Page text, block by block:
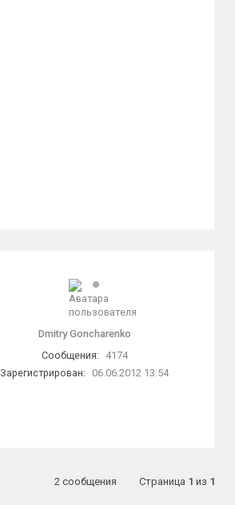
Dmitry Goncharenko
Сообщения:
4174
Зарегистрирован:
06.06.2012 13:54
2 сообщения Страница 1 из 1